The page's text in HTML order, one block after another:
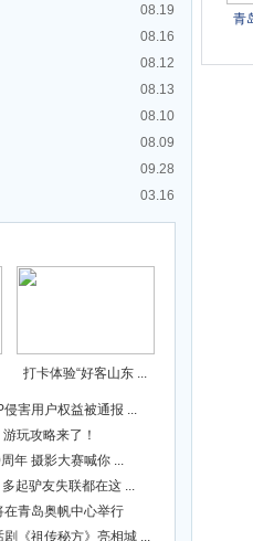
08.19
08.16
08.12
08.13
08.10
08.09
09.28
03.16